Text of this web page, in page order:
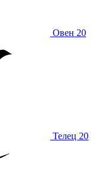
Овен 20
Телец 20